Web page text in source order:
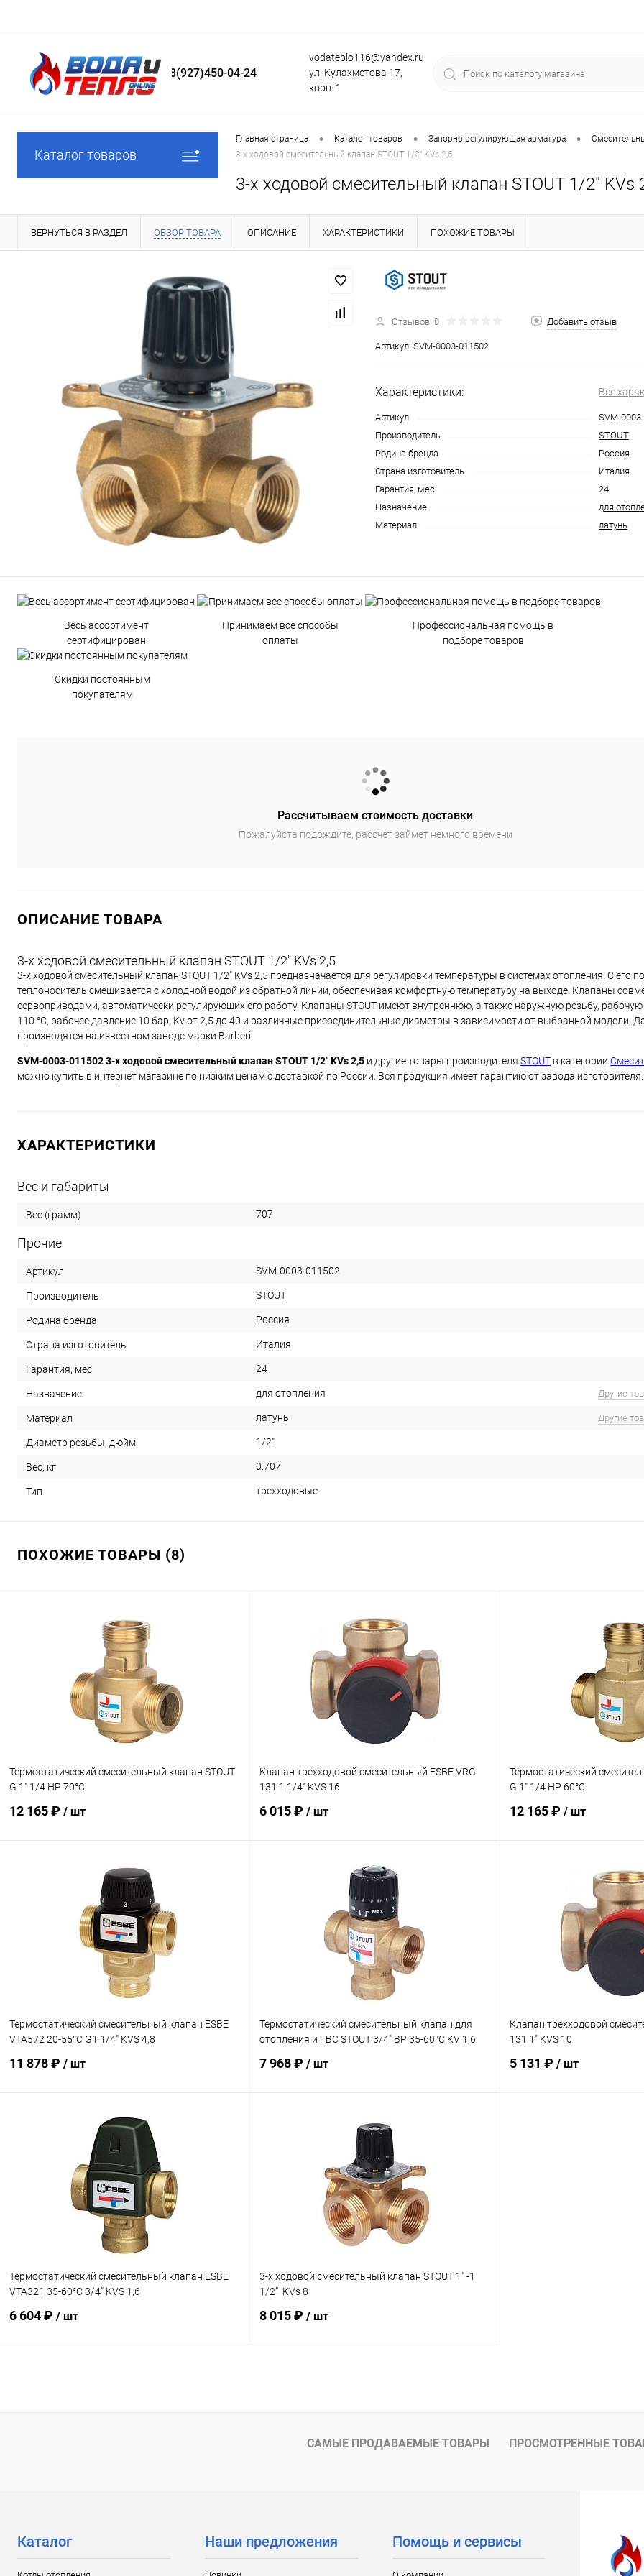
8(927)450-04-24
vodateplo116@yandex.ru
ул. Кулахметова 17,
корп. 1
Каталог товаров
Главная страница • Каталог товаров • Запорно-регулирующая арматура •
3-х ходовой смесительный клапан STOUT 1/2" KVs 2,5
3-х ходовой смесительный клапан STOUT 1/2" KVs
ВЕРНУТЬСЯ В РАЗДЕЛ ОБЗОР ТОВАРА ОПИСАНИЕ ХАРАКТЕРИСТИКИ ПОХОЖИЕ ТОВАРЫ
Отзывов: 0 Добавить отзыв
Артикул: SVM-0003-011502
Характеристики: Все
Артикул
SVM-
Производитель
STOUT
Родина бренда
Россия
Страна изготовитель
Италия
Гарантия, мес
24
Назначение
для
Материал
латунь
Весь ассортимент
сертифицирован
Принимаем все способы
оплаты
Профессиональная помощь в
подборе товаров
Скидки постоянным
покупателям
Рассчитываем стоимость доставки
Пожалуйста подождите, рассчет займет немного времени
ОПИСАНИЕ ТОВАРА
3-х ходовой смесительный клапан STOUT 1/2" KVs 2,5
3-х ходовой смесительный клапан STOUT 1/2" KVs 2,5 предназначается для регулировки температуры в системах отопления. С
теплоноситель смешивается с холодной водой из обратной линии, обеспечивая комфортную температуру на выходе. Клапаны
сервоприводами, автоматически регулирующих его работу. Клапаны STOUT имеют внутреннюю, а также наружную резьбу, рабочую
110 °C, рабочее давление 10 бар, Kv от 2,5 до 40 и различные присоединительные диаметры в зависимости от выбранной модели.
производятся на известном заводе марки Barberi.
SVM-0003-011502 3-х ходовой смесительный клапан STOUT 1/2" KVs 2,5 и другие товары производителя STOUT в категории
можно купить в интернет магазине по низким ценам с доставкой по России. Вся продукция имеет гарантию от завода изготовителя.
ХАРАКТЕРИСТИКИ
Вес и габариты
Вес (грамм) 707
Прочие
Артикул SVM-0003-011502
Производитель STOUT
Родина бренда Россия
Страна изготовитель Италия
Гарантия, мес 24
Назначение для отопления Другие
Материал латунь Другие
Диаметр резьбы, дюйм 1/2"
Вес, кг 0.707
Тип трехходовые
ПОХОЖИЕ ТОВАРЫ (8)
Термостатический смесительный клапан STOUT
G 1" 1/4 НР 70°С
12 165 ₽ / шт
В корзину
Купить в 1 клик Сравнение
заказ 3-5 дней
Клапан трехходовой смесительный ESBE VRG
131 1 1/4" KVS 16
6 015 ₽ / шт
В корзину
Купить в 1 клик
В избранное заказ 3-5 дней
Термостатический
G 1" 1/4 НР 60°С
12 165 ₽ / шт
В
Купить в 1 клик
В избранное
Термостатический смесительный клапан ESBE
VTA572 20-55°C G1 1/4" KVS 4,8
11 878 ₽ / шт
В корзину
Купить в 1 клик Сравнение
В избранное заказ 3-5 дней
Термостатический смесительный клапан для
отопления и ГВС STOUT 3/4" ВР 35-60°С KV 1,6
7 968 ₽ / шт
В корзину
Клапан трехходовой
131 1" KVS 10
5 131 ₽ / шт
Термостатический смесительный клапан ESBE
VTA321 35-60°C 3/4" KVS 1,6
6 604 ₽ / шт
Купить в 1 клик Сравнение
3-х ходовой смесительный клапан STOUT 1" -1
1/2” KVs 8
8 015 ₽ / шт
Купить в 1 клик Сравнение
В избранное заказ 3-5 дней
САМЫЕ ПРОДАВАЕМЫЕ ТОВАРЫ ПРОСМОТРЕННЫЕ
Каталог Наши предложения Помощь и сервисы